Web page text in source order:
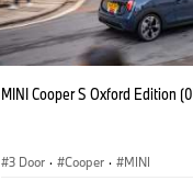
MINI Cooper S Oxford Edition
3 Door · Cooper · MINI